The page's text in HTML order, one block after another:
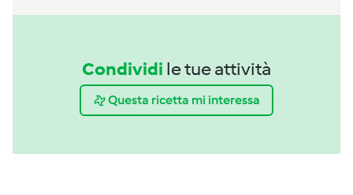
Condividi le tue attività
Questa ricetta mi interessa